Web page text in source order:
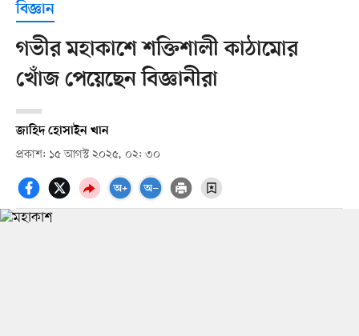
বিজ্ঞান
গভীর মহাকাশে শক্তিশালী কাঠামোর
খোঁজ পেয়েছেন বিজ্ঞানীরা
জাহিদ হোসাইন খান
প্রকাশ: ১৫ আগস্ট ২০২৫, ০২: ৩০